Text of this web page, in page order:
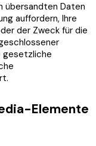
übersandten Daten
auffordern, Ihre
der Zweck für die
gesetzliche
Elemente